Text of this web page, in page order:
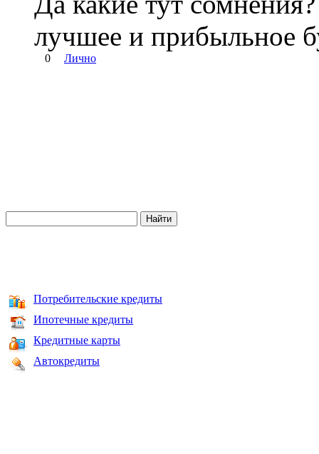
лучшее и прибыльное
0 Лично
Потребительские кредиты
Ипотечные кредиты
Кредитные карты
Автокредиты